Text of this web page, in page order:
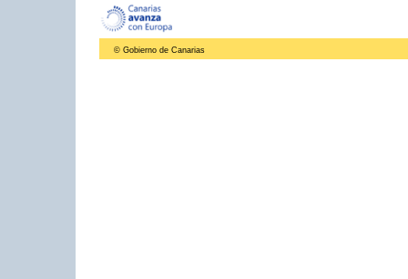
© Gobierno de Canarias